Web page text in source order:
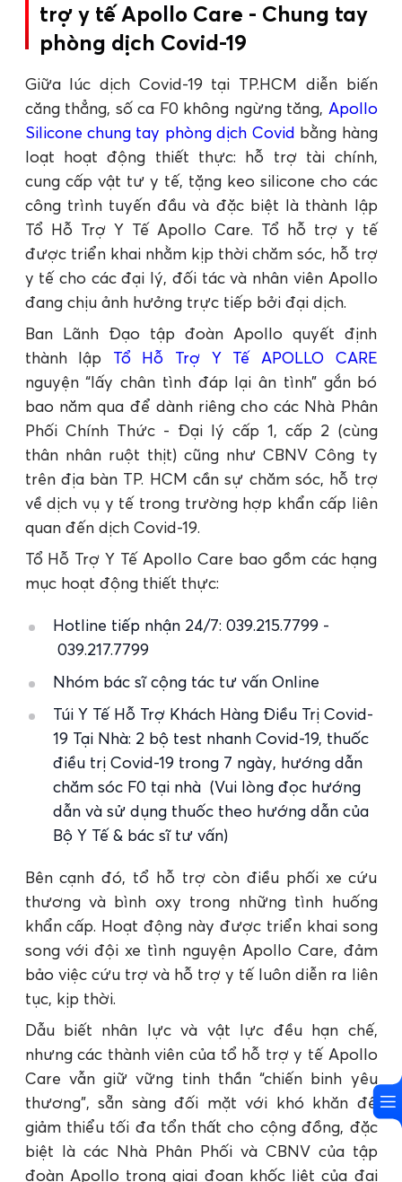
trợ y tế Apollo Care - Chung tay
phòng dịch Covid-19
Giữa lúc dịch Covid-19 tại TP.HCM diễn biến
căng thẳng, số ca F0 không ngừng tăng, Apollo
Silicone chung tay phòng dịch Covid bằng hàng
loạt hoạt động thiết thực: hỗ trợ tài chính,
cung cấp vật tư y tế, tặng keo silicone cho các
công trình tuyến đầu và đặc biệt là thành lập
Tổ Hỗ Trợ Y Tế Apollo Care. Tổ hỗ trợ y tế
được triển khai nhằm kịp thời chăm sóc, hỗ trợ
y tế cho các đại lý, đối tác và nhân viên Apollo
đang chịu ảnh hưởng trực tiếp bởi đại dịch.
Ban Lãnh Đạo tập đoàn Apollo quyết định
thành lập Tổ Hỗ Trợ Y Tế APOLLO CARE
nguyện “lấy chân tình đáp lại ân tình” gắn bó
bao năm qua để dành riêng cho các Nhà Phân
Phối Chính Thức - Đại lý cấp 1, cấp 2 (cùng
thân nhân ruột thịt) cũng như CBNV Công ty
trên địa bàn TP. HCM cần sự chăm sóc, hỗ trợ
về dịch vụ y tế trong trường hợp khẩn cấp liên
quan đến dịch Covid-19.
Tổ Hỗ Trợ Y Tế Apollo Care bao gồm các hạng
mục hoạt động thiết thực:
Hotline tiếp nhận 24/7: 039.215.7799 -
039.217.7799
Nhóm bác sĩ cộng tác tư vấn Online
Túi Y Tế Hỗ Trợ Khách Hàng Điều Trị Covid-
19 Tại Nhà: 2 bộ test nhanh Covid-19, thuốc
điều trị Covid-19 trong 7 ngày, hướng dẫn
chăm sóc F0 tại nhà (Vui lòng đọc hướng
dẫn và sử dụng thuốc theo hướng dẫn của
Bộ Y Tế & bác sĩ tư vấn)
Bên cạnh đó, tổ hỗ trợ còn điều phối xe cứu
thương và bình oxy trong những tình huống
khẩn cấp. Hoạt động này được triển khai song
song với đội xe tình nguyện Apollo Care, đảm
bảo việc cứu trợ và hỗ trợ y tế luôn diễn ra liên
tục, kịp thời.
Dẫu biết nhân lực và vật lực đều hạn chế,
nhưng các thành viên của tổ hỗ trợ y tế Apollo
Care vẫn giữ vững tinh thần “chiến binh yêu
thương”, sẵn sàng đối mặt với khó khăn để
giảm thiểu tối đa tổn thất cho cộng đồng, đặc
biệt là các Nhà Phân Phối và CBNV của tập
đoàn Apollo trong giai đoạn khốc liệt của đại